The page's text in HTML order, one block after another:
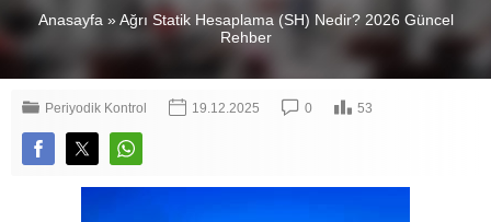
Anasayfa »Ağrı Statik Hesaplama (SH) Nedir? 2026 Güncel
Rehber
Periyodik Kontrol 19.12.2025 0 53